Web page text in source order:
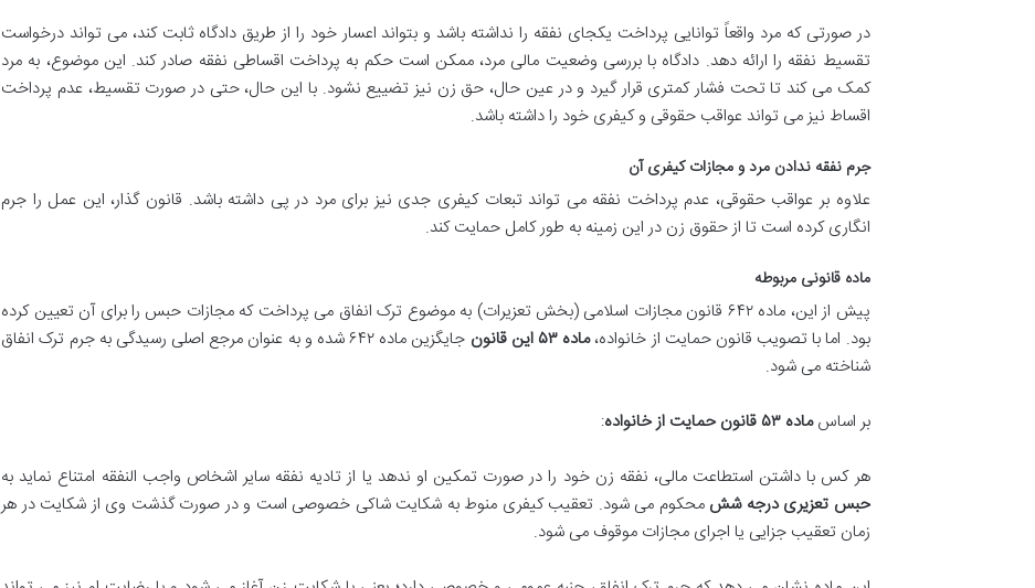
در صورتی که مرد واقعاً توانایی پرداخت یکجای نفقه را نداشته باشد و بتواند اعسار خود را از طریق دادگاه ثابت کند، می تواند درخواست
تقسیط نفقه را ارائه دهد. دادگاه با بررسی وضعیت مالی مرد، ممکن است حکم به پرداخت اقساطی نفقه صادر کند. این موضوع، به مرد
کمک می کند تا تحت فشار کمتری قرار گیرد و در عین حال، حق زن نیز تضییع نشود. با این حال، حتی در صورت تقسیط، عدم پرداخت
اقساط نیز می تواند عواقب حقوقی و کیفری خود را داشته باشد.
جرم نفقه ندادن مرد و مجازات کیفری آن
علاوه بر عواقب حقوقی، عدم پرداخت نفقه می تواند تبعات کیفری جدی نیز برای مرد در پی داشته باشد. قانون گذار، این عمل را جرم
انگاری کرده است تا از حقوق زن در این زمینه به طور کامل حمایت کند.
ماده قانونی مربوطه
پیش از این، ماده ۶۴۲ قانون مجازات اسلامی (بخش تعزیرات) به موضوع ترک انفاق می پرداخت که مجازات حبس را برای آن تعیین کرده
بود. اما با تصویب قانون حمایت از خانواده،ماده ۵۳ این قانون
جایگزین ماده ۶۴۲ شده و به عنوان مرجع اصلی رسیدگی به جرم ترک انفاق
شناخته می شود.
بر اساسماده ۵۳ قانون حمایت از خانواده
:
هر کس با داشتن استطاعت مالی، نفقه زن خود را در صورت تمکین او ندهد یا از تادیه نفقه سایر اشخاص واجب النفقه امتناع نماید به
حبس تعزیری درجه شش محکوم می شود. تعقیب کیفری منوط به شکایت شاکی خصوصی است و در صورت گذشت وی از شکایت در هر
زمان تعقیب جزایی یا اجرای مجازات موقوف می شود.